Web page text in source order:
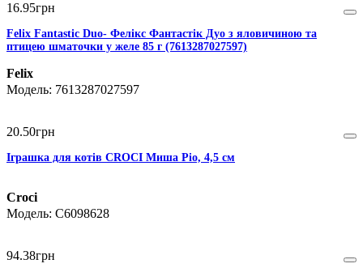
16.95грн
Felix Fantastic Duo- Фелікс Фантастік Дуо з яловичиною та
птицею шматочки у желе 85 г (7613287027597)
Felix
7613287027597
20.50грн
Іграшка для котів CROCI Миша Ріо, 4,5 см
Croci
C6098628
94.38грн